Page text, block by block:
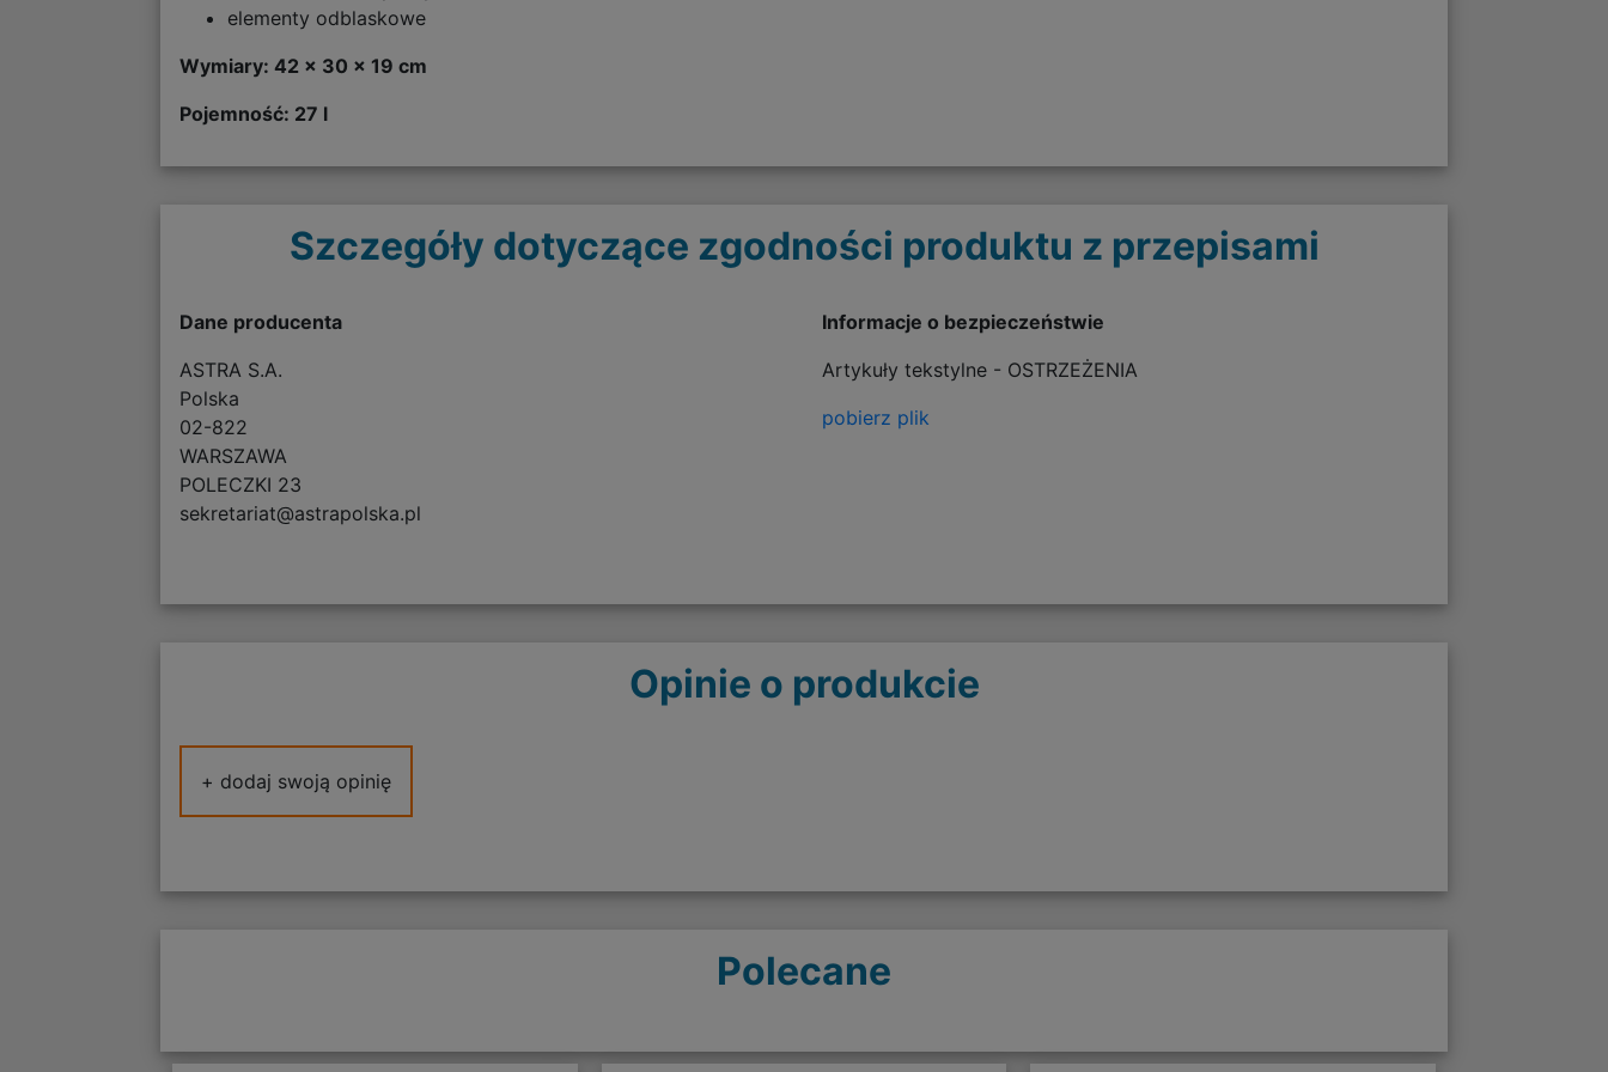
elementy odblaskowe
Wymiary: 42 x 30 x 19 cm
Pojemność: 27 l
Szczegóły dotyczące zgodności produktu z przepisami
Dane producenta
ASTRA S.A.
Polska
02-822
WARSZAWA
POLECZKI 23
sekretariat@astrapolska.pl
Informacje o bezpieczeństwie
Artykuły tekstylne - OSTRZEŻENIA
pobierz plik
Opinie o produkcie
+ dodaj swoją opinię
Polecane